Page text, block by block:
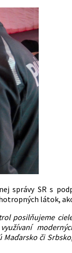
správy SR s
látok,
posilňujeme
či